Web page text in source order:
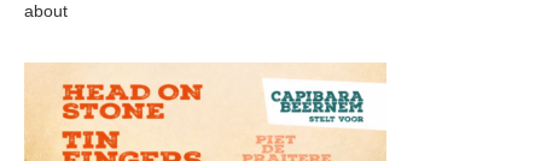
about